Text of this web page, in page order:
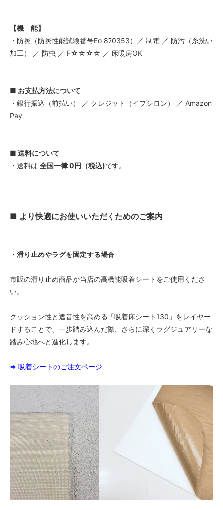
【機 能】
・防炎（防炎性能試験番号Eo 870353）／ 制電 ／ 防汚（糸洗い
加工） ／ 防虫 ／ F☆☆☆☆ ／ 床暖房OK
■ お支払方法について
・銀行振込（前払い） ／ クレジット（イプシロン） ／ Amazon
Pay
■ 送料について
・送料は 全国一律 0円（税込)です。
■ より快適にお使いいただくためのご案内
・滑り止めやラグを固定する場合
市販の滑り止め商品か当店の高機能吸着シートをご使用くださ
い。
クッション性と遮音性を高める「吸着床シート130」をレイヤー
ドすることで、一歩踏み込んだ際、さらに深くラグジュアリーな
踏み心地へと進化します。
⇒ 吸着シートのご注文ページ